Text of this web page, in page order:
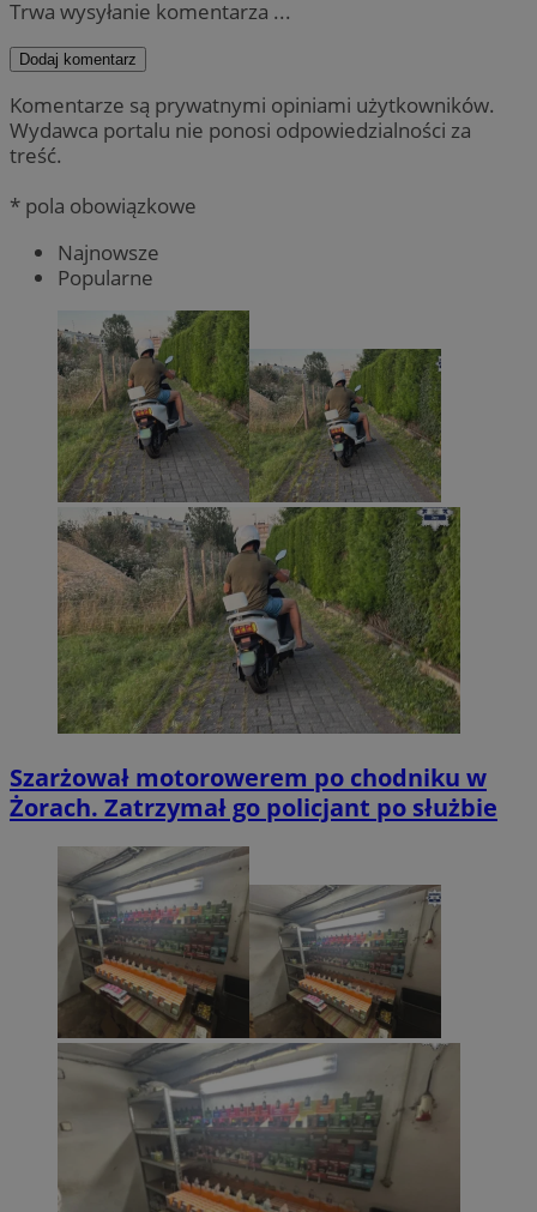
Trwa wysyłanie komentarza ...
Dodaj komentarz
Komentarze są prywatnymi opiniami użytkowników.
Wydawca portalu nie ponosi odpowiedzialności za
treść.
* pola obowiązkowe
Najnowsze
Popularne
Szarżował motorowerem po chodniku w
Żorach. Zatrzymał go policjant po służbie